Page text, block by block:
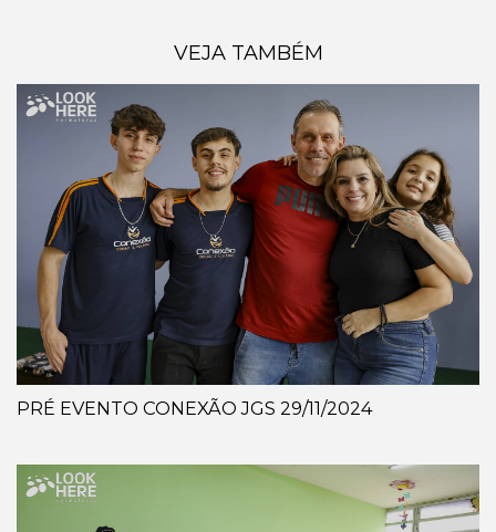
VEJA TAMBÉM
PRÉ EVENTO CONEXÃO JGS 29/11/2024